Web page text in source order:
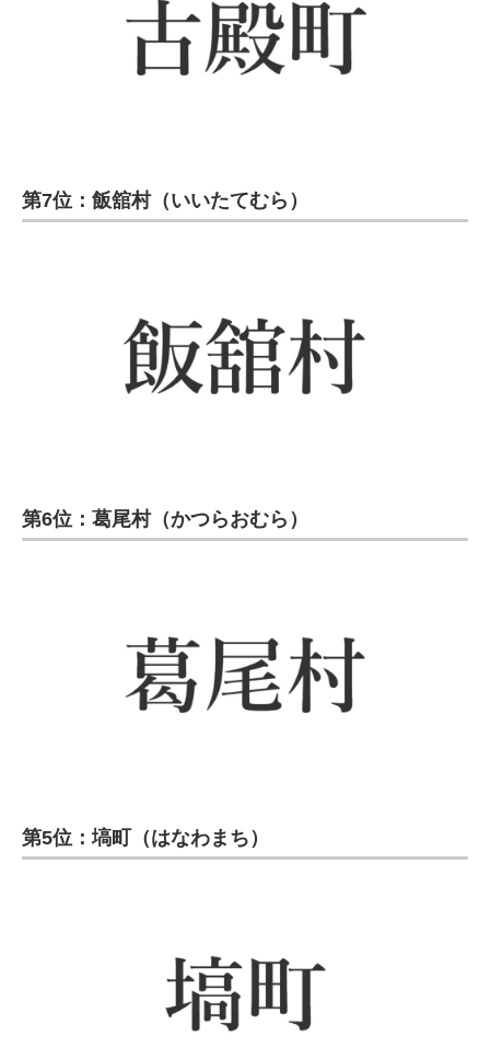
第7位：飯舘村（いいたてむら）
第6位：葛尾村（かつらおむら）
第5位：塙町（はなわまち）